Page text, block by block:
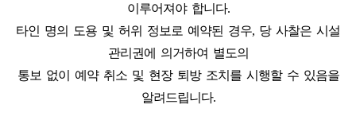
이루어져야 합니다.
타인 명의 도용 및 허위 정보로 예약된 경우, 당 사찰은 시설
관리권에 의거하여 별도의
통보 없이 예약 취소 및 현장 퇴방 조치를 시행할 수 있음을
알려드립니다.